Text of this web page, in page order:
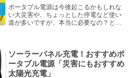
ポータブル電源は今後起こるかもしれな
い大災害や、ちょっとした停電など使い
道が多いですが、本当に必要なの？と疑
ソーラーパネル充電！おすすめポ
ータブル電源「災害にもおすすめ
太陽光充電」